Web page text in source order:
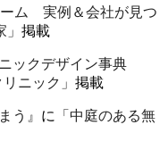
ーム 実例＆会社が見つ
掲載
ックデザイン事典
ニック」 掲載
う』 に
「中庭のある無